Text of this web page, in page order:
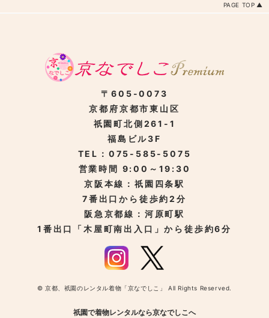
PAGE TOP
〒605-0073
京都府京都市東山区
祇園町北側261-1
福島ビル3F
TEL：075-585-5075
営業時間 9:00～19:30
京阪本線：祇園四条駅
7番出口から徒歩約2分
阪急京都線：河原町駅
1番出口「木屋町南出入口」から徒歩約6分
© 京都、祇園のレンタル着物「京なでしこ」 All Rights Reserved.
祇園で着物レンタルなら京なでしこへ